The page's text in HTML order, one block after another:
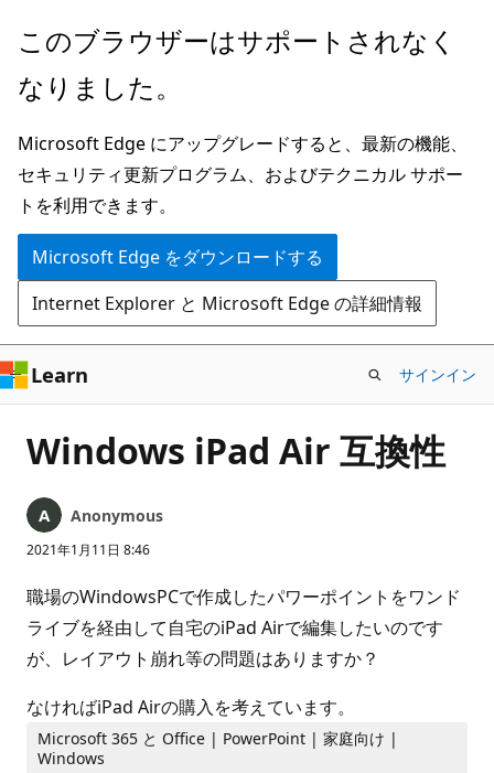
メ
ン
ン
テ
ン
ツ
に
ス
キ
ッ
プ
このブラウザーはサポートされなく
なりました。
Microsoft Edge にアップグレードすると、最新の機能、
セキュリティ更新プログラム、およびテクニカル サポー
トを利用できます。
Microsoft Edge をダウンロードする
Internet Explorer と Microsoft Edge の詳細情報
Learn サインイン
Windows iPad Air 互換性
Anonymous
2021年1月11日 8:46
職場のWindowsPCで作成したパワーポイントをワンド
ライブを経由して自宅のiPad Airで編集したいのです
が、レイアウト崩れ等の問題はありますか？
なければiPad Airの購入を考えています。
Microsoft 365 と Office | PowerPoint | 家庭向け |
Windows